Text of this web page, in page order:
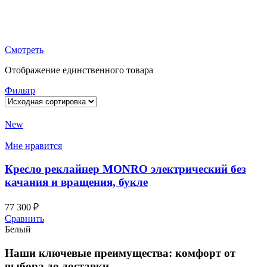
Смотреть
Отображение единственного товара
Фильтр
New
Мне нравится
Кресло реклайнер MONRO электрический без
качания и вращения, букле
77 300 ₽
Сравнить
Белый
Наши ключевые преимущества: комфорт от